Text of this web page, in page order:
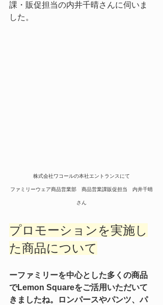
課・販促担当の内井千晴さんに伺いま
した。
株式会社ワコールの本社エントランスにて
ファミリーウェア商品営業部　商品営業課販促担当　内井千晴
さん
プロモーションを実施し
た商品について
ーファミリーを中心とした多くの商品
でLemon Squareをご活用いただいて
きましたね。ロンパースやパンツ、パ